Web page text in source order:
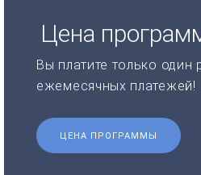
Цена
Вы платите только один
ежемесячных платежей!
ЦЕНА ПРОГРАММЫ